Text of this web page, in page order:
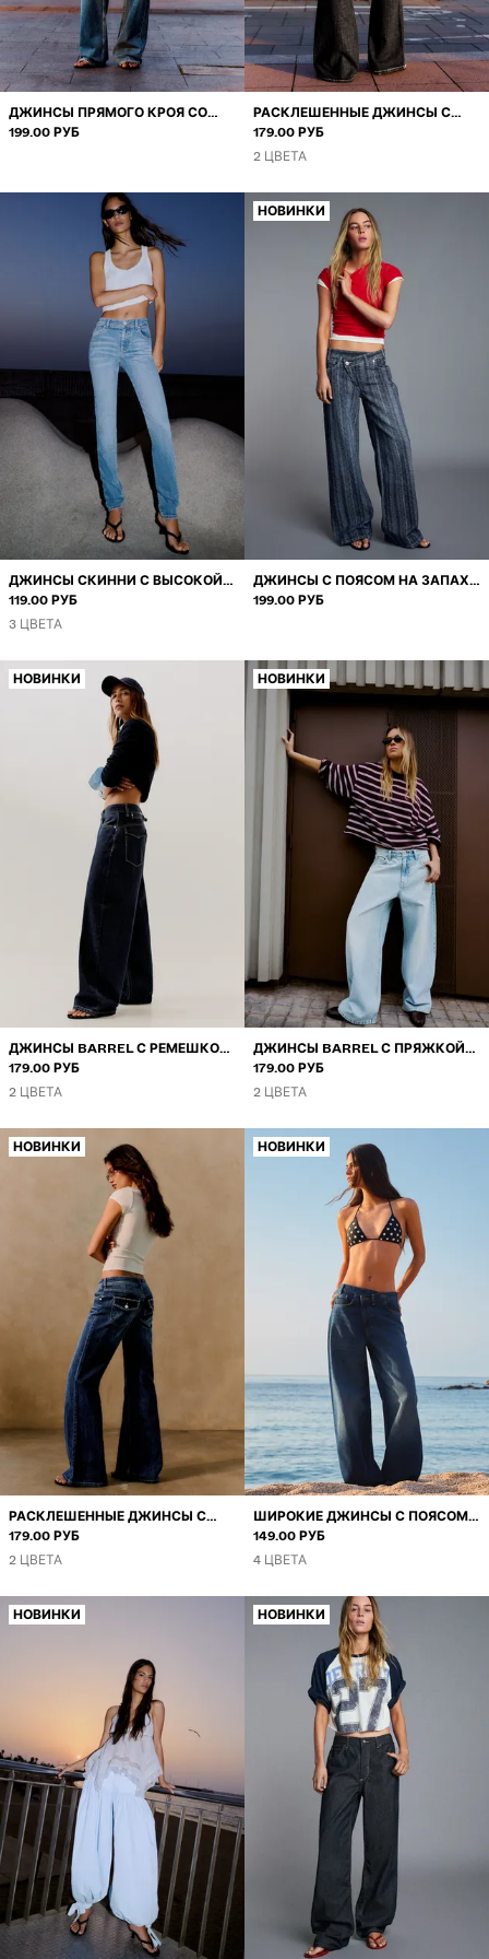
ДЖИНСЫ ПРЯМОГО КРОЯ СО
СРЕДНЕЙ ПОСАДКОЙ И
199.00 РУБ
РАСКЛЕШЕННЫЕ ДЖИНСЫ С
НИЗКОЙ ПОСАДКОЙ И
ВЫШИВКОЙ
179.00 РУБ
2 ЦВЕТА
ДЖИНСЫ СКИННИ С ВЫСОКОЙ
ПОСАДКОЙ
119.00 РУБ
3 ЦВЕТА
НОВИНКИ
ДЖИНСЫ С ПОЯСОМ НА ЗАПАХЕ
И ТЕКСТУРОЙ
199.00 РУБ
НОВИНКИ
ДЖИНСЫ BARREL С РЕМЕШКОМ
СЗАДИ
179.00 РУБ
2 ЦВЕТА
НОВИНКИ
ДЖИНСЫ BARREL С ПРЯЖКОЙ
СЗАДИ
179.00 РУБ
2 ЦВЕТА
НОВИНКИ
РАСКЛЕШЕННЫЕ ДЖИНСЫ С
НИЗКОЙ ПОСАДКОЙ И
ВЫШИВКОЙ
179.00 РУБ
2 ЦВЕТА
НОВИНКИ
ШИРОКИЕ ДЖИНСЫ С ПОЯСОМ
НА ЗАПАХЕ
149.00 РУБ
4 ЦВЕТА
НОВИНКИ НОВИНКИ
ТОЛСТОВКИ
РУБАШКИ
СВИТЕРЫ И КАРДИГАНЫ
КУПАЛЬНИКИ И ПЛАВКИ
АКСЕССУАРЫ
ПРОДАЖ
ПРОЕКТЫ
MUSIC